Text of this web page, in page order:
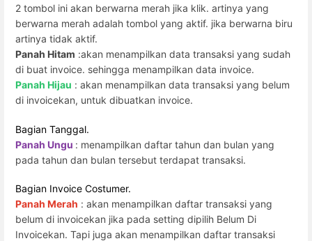
2 tombol ini akan berwarna merah jika klik. artinya yang
berwarna merah adalah tombol yang aktif. jika berwarna biru
artinya tidak aktif.
Panah Hitam :akan menampilkan data transaksi yang sudah
di buat invoice. sehingga menampilkan data invoice.
Panah Hijau : akan menampilkan data transaksi yang belum
di invoicekan, untuk dibuatkan invoice.
Bagian Tanggal.
Panah Ungu : menampilkan daftar tahun dan bulan yang
pada tahun dan bulan tersebut terdapat transaksi.
Bagian Invoice Costumer.
Panah Merah : akan menampilkan daftar transaksi yang
belum di invoicekan jika pada setting dipilih Belum Di
Invoicekan. Tapi juga akan menampilkan daftar transaksi